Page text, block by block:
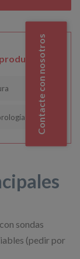
sondas
(pedir por
Contacte con nosotros